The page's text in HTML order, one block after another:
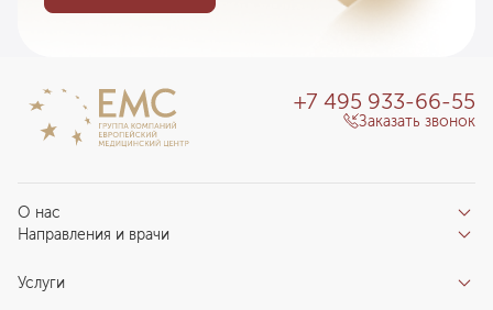
О нас
Отзывы пациентов
О клинике
Направления и врачи
Направления
Услуги
+7 495 933-66-55
Заказать звонок